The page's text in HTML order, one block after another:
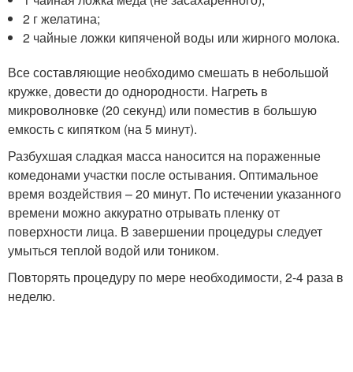
2 г желатина;
2 чайные ложки кипяченой воды или жирного молока.
Все составляющие необходимо смешать в небольшой
кружке, довести до однородности. Нагреть в
микроволновке (20 секунд) или поместив в большую
емкость с кипятком (на 5 минут).
Разбухшая сладкая масса наносится на пораженные
комедонами участки после остывания. Оптимальное
время воздействия – 20 минут. По истечении указанного
времени можно аккуратно отрывать пленку от
поверхности лица. В завершении процедуры следует
умыться теплой водой или тоником.
Повторять процедуру по мере необходимости, 2-4 раза в
неделю.